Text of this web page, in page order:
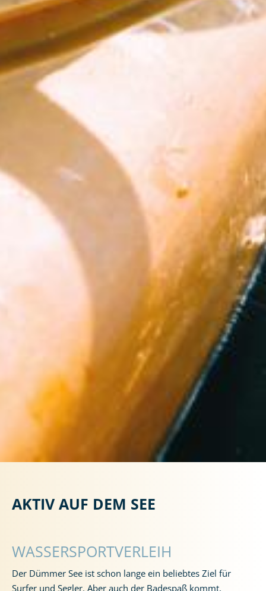
AKTIV AUF DEM SEE
WASSERSPORTVERLEIH
Der Dümmer See ist schon lange ein beliebtes Ziel für
Surfer und Segler. Aber auch der Badespaß kommt,